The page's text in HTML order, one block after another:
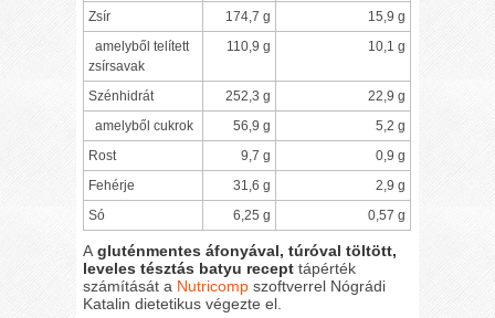
Zsír 174,7 g
15,9 g
amelyből telített
zsírsavak
110,9 g 10,1 g
Szénhidrát 252,3 g
22,9 g
amelyből cukrok
56,9 g
5,2 g
Rost
9,7 g
0,9 g
Fehérje
31,6 g
2,9 g
Só
6,25 g 0,57 g
A gluténmentes áfonyával, túróval töltött,
leveles tésztás batyu recept tápérték
számítását a Nutricomp szoftverrel Nógrádi
Katalin dietetikus végezte el.